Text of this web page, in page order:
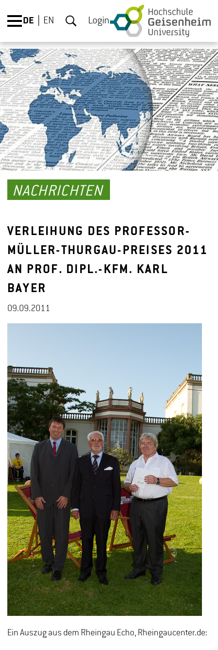
DE EN Login
NACHRICHTEN
VERLEIHUNG DES PROFESSOR-
MÜLLER-THURGAU-PREISES 2011
AN PROF. DIPL.-KFM. KARL
BAYER
09.09.2011
Ein Auszug aus dem Rheingau Echo, Rheingaucenter.de: